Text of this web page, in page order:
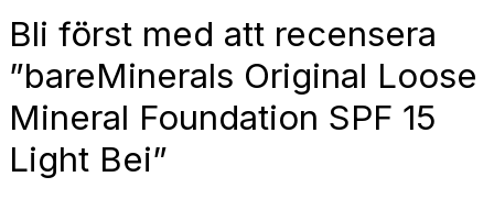
Bli först med att recensera
”bareMinerals Original Loose
Mineral Foundation SPF 15
Light Bei”